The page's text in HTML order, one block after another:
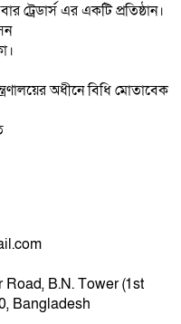
ট্রেডার্স এর একটি প্রতিষ্ঠান।
অধীনে বিধি মোতাবেক
Road, B.N. Tower (1st
Bangladesh